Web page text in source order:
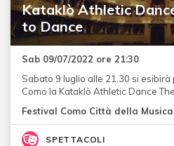
Kataklò Athletic
to Dance
Sab 09/07/2022 ore 21:30
Sabato 9 luglio alle 21.30 si
Como la Kataklò Athletic Dance
Festival Como Città della
SPETTACOLI